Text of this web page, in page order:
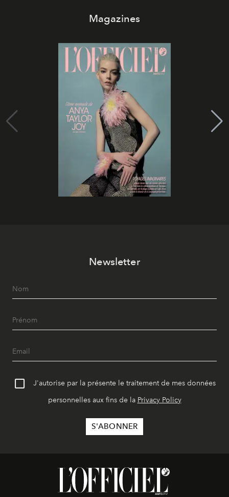
Magazines
Newsletter
J'autorise par la présente le traitement de mes données
personnelles aux fins de la Privacy Policy